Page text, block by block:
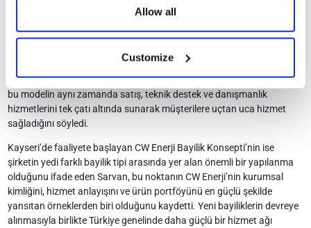
Allow all
Customize
bünyesinde yer alan yedi farklı bayilik modelinden biri olan CW Enerji
konsepti olduğunu vurguladı. Plus bayilerin, güneş paneli
istasyonlarından ısı pompalarına kadar CW Enerji’nin sunduğu tüm
ürün ve teknolojileri müşterilerle buluşturduğunu ifade eden Sarvan,
bu modelin aynı zamanda satış, teknik destek ve danışmanlık
hizmetlerini tek çatı altında sunarak müşterilere uçtan uca hizmet
sağladığını söyledi.
Kayseri’de faaliyete başlayan CW Enerji Bayilik Konsepti’nin ise
şirketin yedi farklı bayilik tipi arasında yer alan önemli bir yapılanma
olduğunu ifade eden Sarvan, bu noktanın CW Enerji’nin kurumsal
kimliğini, hizmet anlayışını ve ürün portföyünü en güçlü şekilde
yansıtan örneklerden biri olduğunu kaydetti. Yeni bayiliklerin devreye
alınmasıyla birlikte Türkiye genelinde daha güçlü bir hizmet ağı